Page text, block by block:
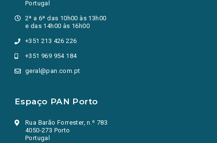
Portugal
2ª a 6ª das 10h00 às 13h00
e das 14h00 às 16h00
+351 213 426 226
+351 969 954 184
geral@pan.com.pt
Espaço PAN Porto
Rua Barão Forrester, n.º 783
4050-273 Porto
Portugal